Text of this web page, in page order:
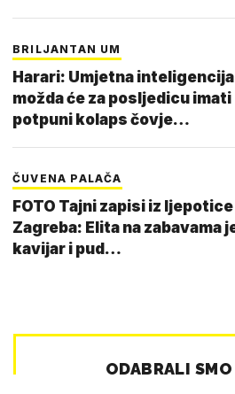
BRILJANTAN UM
Harari: Umjetna inteligencija
možda će za posljedicu imati
potpuni kolaps čovje…
ČUVENA PALAČA
FOTO Tajni zapisi iz ljepotice
Zagreba: Elita na zabavama jela
kavijar i pud…